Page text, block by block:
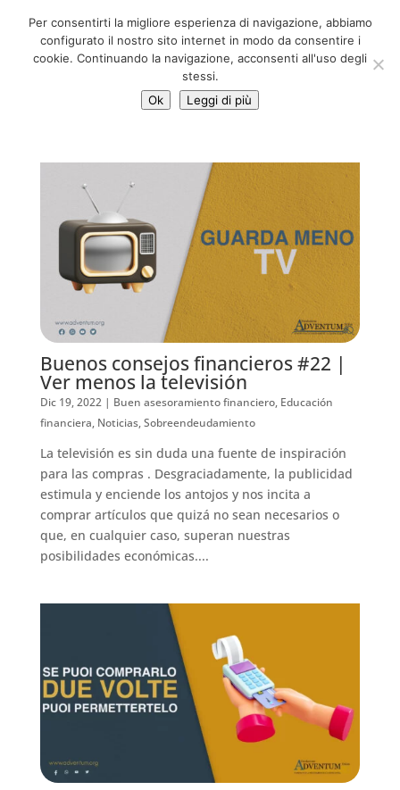
info@adventum.org
Buenos consejos financieros #22 |
Ver menos la televisión
Dic 19, 2022| Buen asesoramiento financiero, Educación
financiera, Noticias,Sobreendeudamiento
La televisión es sin duda una fuente de inspiración
para las compras . Desgraciadamente, la publicidad
estimula y enciende los antojos y nos incita a
comprar artículos que quizá no sean necesarios o
que, en cualquier caso, superan nuestras
posibilidades económicas....
Per consentirti la migliore esperienza di navigazione, abbiamo
configurato il nostro sito internet in modo da consentire i
cookie. Continuando la navigazione, acconsenti all'uso degli
stessi.
Ok
Leggi di più